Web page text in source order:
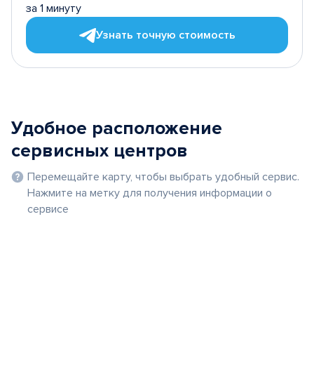
за 1 минуту
Узнать точную стоимость
Удобное расположение
сервисных центров
Перемещайте карту, чтобы выбрать удобный сервис.
Нажмите на метку для получения информации о
сервисе